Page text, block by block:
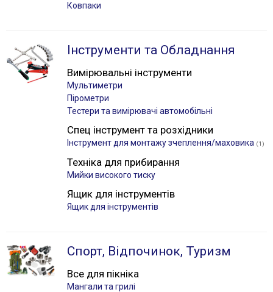
Ковпаки
Інструменти та Обладнання
Вимірювальні інструменти
Мультиметри
Пірометри
Тестери та вимірювачі автомобільні
Спец інструмент та розхідники
Інструмент для монтажу зчеплення/маховика (1)
Техніка для прибирання
Мийки високого тиску
Ящик для інструментів
Ящик для інструментів
Спорт, Відпочинок, Туризм
Все для пікніка
Мангали та грилі